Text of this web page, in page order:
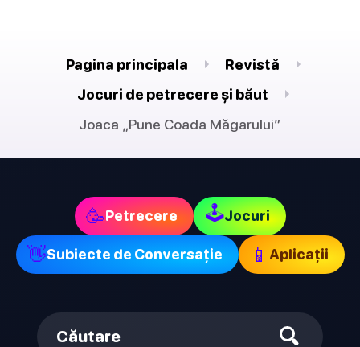
Pagina principala
Revistă
Jocuri de petrecere și băut
Joaca „Pune Coada Măgarului”
🥳Petrecere 🕹Jocuri
👋Subiecte de Conversație 📱 Aplicații
Căutare